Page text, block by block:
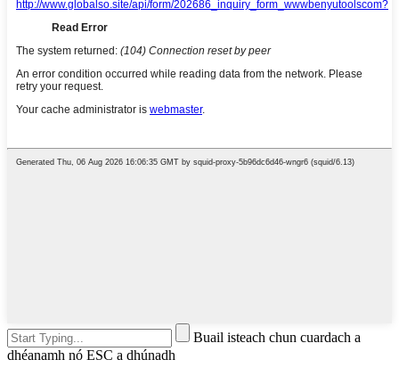
Buail isteach chun cuardach a
dhéanamh nó ESC a dhúnadh